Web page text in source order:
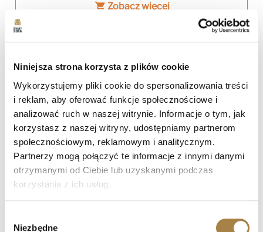
Niniejsza strona korzysta z plików cookie
Wykorzystujemy pliki cookie do spersonalizowania treści
i reklam, aby oferować funkcje społecznościowe i
analizować ruch w naszej witrynie. Informacje o tym, jak
korzystasz z naszej witryny, udostępniamy partnerom
społecznościowym, reklamowym i analitycznym.
Partnerzy mogą połączyć te informacje z innymi danymi
otrzymanymi od Ciebie lub uzyskanymi podczas
korzystania z ich usług.
Niezbędne
shopping_cart Zobacz więcej
-6%